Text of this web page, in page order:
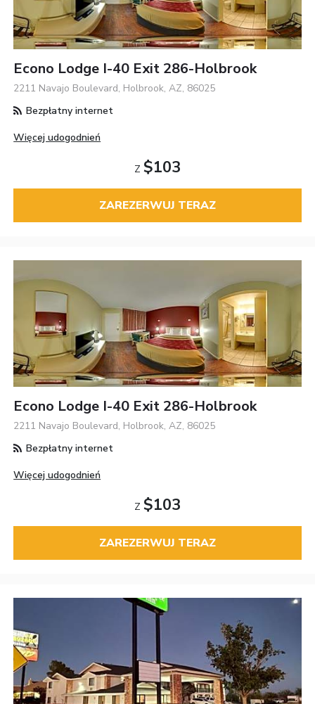
Econo Lodge I-40 Exit 286-Holbrook
2211 Navajo Boulevard, Holbrook, AZ, 86025
Bezpłatny internet
Więcej udogodnień
Z $103
ZAREZERWUJ TERAZ
Econo Lodge I-40 Exit 286-Holbrook
2211 Navajo Boulevard, Holbrook, AZ, 86025
Bezpłatny internet
Więcej udogodnień
Z $103
ZAREZERWUJ TERAZ